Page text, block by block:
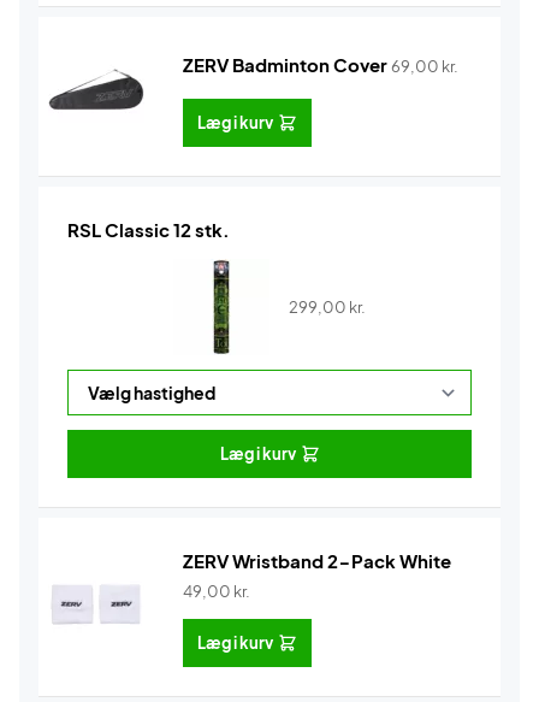
ZERV Badminton Cover69,00 kr.
Læg i kurv
RSL Classic 12 stk.
299,00 kr.
Læg i kurv
ZERV Wristband 2-Pack White
49,00 kr.
Læg i kurv